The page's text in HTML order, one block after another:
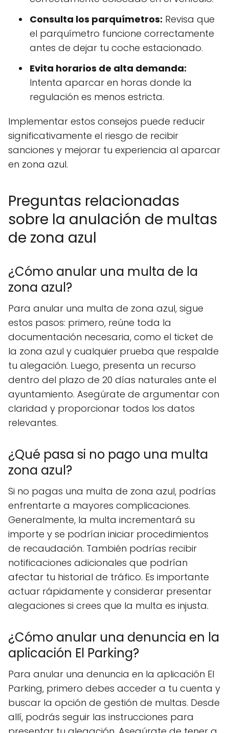
Consulta los parquímetros: Revisa que
el parquímetro funcione correctamente
antes de dejar tu coche estacionado.
Evita horarios de alta demanda:
Intenta aparcar en horas donde la
regulación es menos estricta.
Implementar estos consejos puede reducir
significativamente el riesgo de recibir
sanciones y mejorar tu experiencia al aparcar
en zona azul.
Preguntas relacionadas
sobre la anulación de multas
de zona azul
¿Cómo anular una multa de la
zona azul?
Para anular una multa de zona azul, sigue
estos pasos: primero, reúne toda la
documentación necesaria, como el ticket de
la zona azul y cualquier prueba que respalde
tu alegación. Luego, presenta un recurso
dentro del plazo de 20 días naturales ante el
ayuntamiento. Asegúrate de argumentar con
claridad y proporcionar todos los datos
relevantes.
¿Qué pasa si no pago una multa
zona azul?
Si no pagas una multa de zona azul, podrías
enfrentarte a mayores complicaciones.
Generalmente, la multa incrementará su
importe y se podrían iniciar procedimientos
de recaudación. También podrías recibir
notificaciones adicionales que podrían
afectar tu historial de tráfico. Es importante
actuar rápidamente y considerar presentar
alegaciones si crees que la multa es injusta.
¿Cómo anular una denuncia en la
aplicación El Parking?
Para anular una denuncia en la aplicación El
Parking, primero debes acceder a tu cuenta y
buscar la opción de gestión de multas. Desde
allí, podrás seguir las instrucciones para